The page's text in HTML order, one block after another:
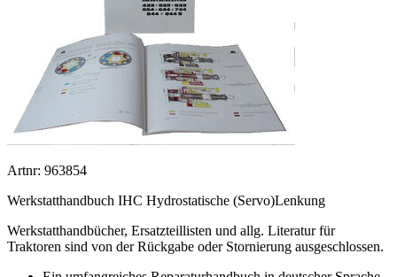
Artnr: 963854
Werkstatthandbuch IHC Hydrostatische (Servo)Lenkung
Werkstatthandbücher, Ersatzteillisten und allg. Literatur für
Traktoren sind von der Rückgabe oder Stornierung ausgeschlossen.